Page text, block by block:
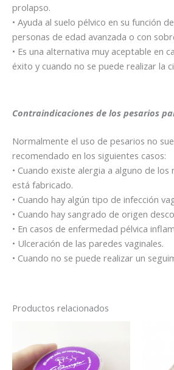
prolapso.
• Ayuda al suelo pélvico en su función
personas de edad avanzada o con
• Es una alternativa muy aceptable en
éxito y cuando no se puede realizar la
Contraindicaciones de los pesarios
Normalmente el uso de pesarios no
recomendado en los siguientes casos:
• Cuando existe alergia a alguno de los
está fabricado.
• Cuando hay algún tipo de infección
• Cuando hay sangrado de origen
• En casos de enfermedad pélvica
• Ulceración de las paredes vaginales.
• Cuando no se puede realizar un
Productos relacionados